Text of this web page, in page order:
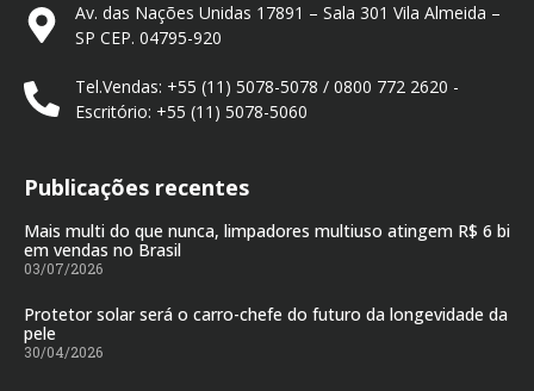
Av. das Nações Unidas 17891 – Sala 301 Vila Almeida –
SP CEP. 04795-920
Tel.Vendas: +55 (11) 5078-5078 / 0800 772 2620 -
Escritório: +55 (11) 5078-5060
Publicações recentes
Mais multi do que nunca, limpadores multiuso atingem R$ 6 bi
em vendas no Brasil
03/07/2026
Protetor solar será o carro-chefe do futuro da longevidade da
pele
30/04/2026